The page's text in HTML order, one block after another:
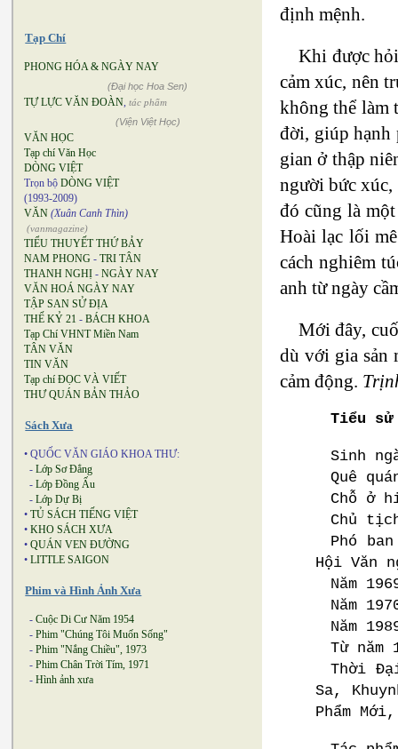
Tạp Chí
PHONG HÓA & NGÀY NAY
(Đại học Hoa Sen)
TỰ LỰC VĂN ĐOÀN, tác phẩm
(Viện Việt Học)
VĂN HỌC
Tạp chí Văn Học
DÒNG VIỆT
Trọn bộ DÒNG VIỆT
(1993-2009)
VĂN (Xuân Canh Thìn)
(vanmagazine)
TIỂU THUYẾT THỨ BẢY
NAM PHONG - TRI TÂN
THANH NGHỊ - NGÀY NAY
VĂN HOÁ NGÀY NAY
TẬP SAN SỬ ĐỊA
THẾ KỶ 21 - BÁCH KHOA
Tạp Chí VHNT Miền Nam
TÂN VĂN
TIN VĂN
Tạp chí ĐỌC VÀ VIẾT
THƯ QUÁN BẢN THẢO
Sách Xưa
• QUỐC VĂN GIÁO KHOA THƯ:
- Lớp Sơ Đẳng
- Lớp Đồng Ấu
- Lớp Dự Bị
• TỦ SÁCH TIẾNG VIỆT
• KHO SÁCH XƯA
• QUÁN VEN ĐƯỜNG
• LITTLE SAIGON
Phim và Hình Ảnh Xưa
- Cuộc Di Cư Năm 1954
- Phim "Chúng Tôi Muốn Sống"
- Phim "Nắng Chiều", 1973
- Phim Chân Trời Tím, 1971
- Hình ảnh xưa
định mệnh.
Khi được
cảm xúc, nên
không thể làm
đời, giúp hạnh
gian ở thập
người bức xúc,
đó cũng là
Hoài lạc lối
cách nghiêm
anh từ ngày
Mới đây,
dù với gia sản
cảm động.
Tiểu
Sinh
Quê
Chỗ ở
Chủ
Phó
Hội Văn
Năm
Năm
Năm
Từ
Thời
Sa,
Phẩm